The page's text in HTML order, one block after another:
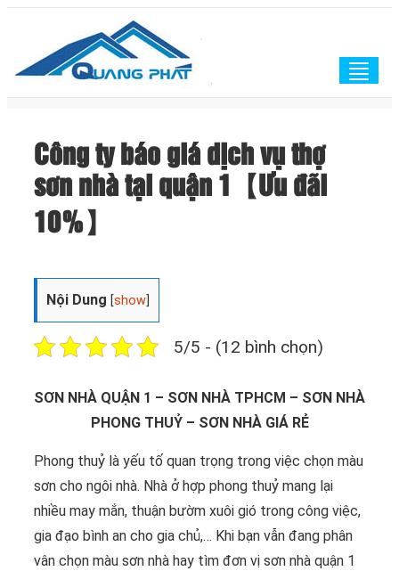
Công ty báo giá dịch vụ thợ
sơn nhà tại quận 1【Ưu đãi
10%】
Nội Dung [show
5/5 - (12 bình chọn)
SƠN NHÀ QUẬN 1 – SƠN NHÀ TPHCM – SƠN NHÀ
PHONG THUỶ – SƠN NHÀ GIÁ RẺ
Phong thuỷ là yếu tố quan trọng trong việc chọn màu
sơn cho ngôi nhà. Nhà ở hợp phong thuỷ mang lại
nhiều may mắn, thuận bườm xuôi gió trong công việc,
gia đạo bình an cho gia chủ,… Khi bạn vẫn đang phân
vân chọn màu sơn nhà hay tìm đơn vị sơn nhà quận 1